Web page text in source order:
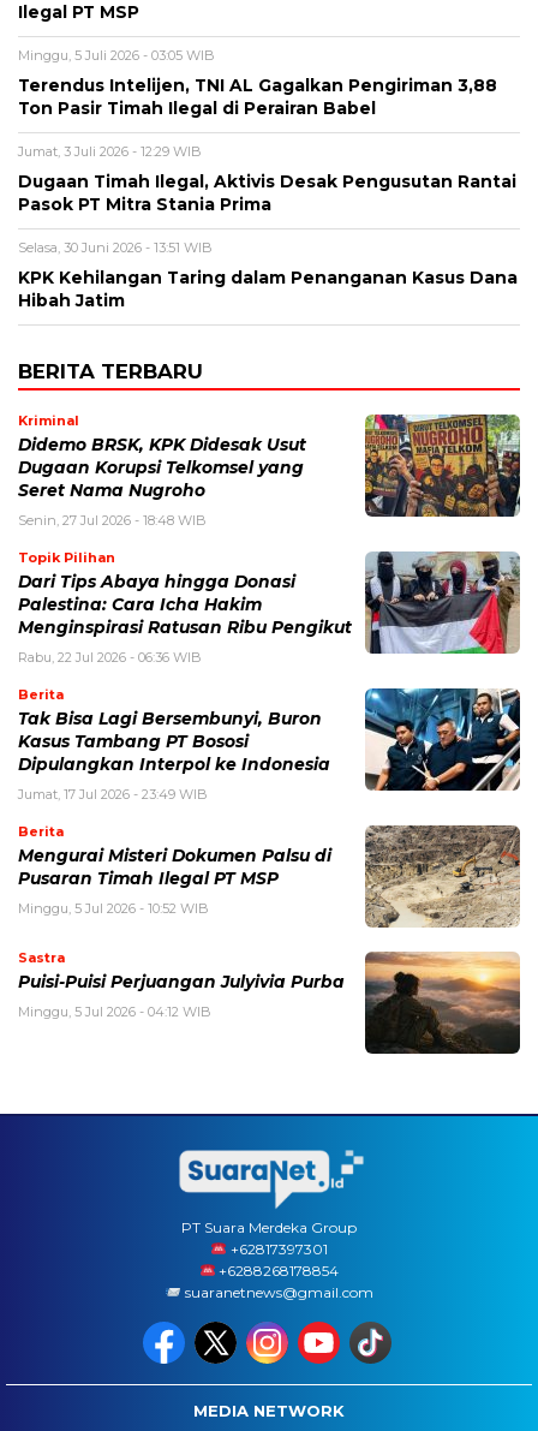
Ilegal PT MSP
Minggu, 5 Juli 2026 - 03:05 WIB
Terendus Intelijen, TNI AL Gagalkan Pengiriman 3,88
Ton Pasir Timah Ilegal di Perairan Babel
Jumat, 3 Juli 2026 - 12:29 WIB
Dugaan Timah Ilegal, Aktivis Desak Pengusutan Rantai
Pasok PT Mitra Stania Prima
Selasa, 30 Juni 2026 - 13:51 WIB
KPK Kehilangan Taring dalam Penanganan Kasus Dana
Hibah Jatim
BERITA TERBARU
Kriminal
Didemo BRSK, KPK Didesak Usut
Dugaan Korupsi Telkomsel yang
Seret Nama Nugroho
Senin, 27 Jul 2026 - 18:48 WIB
Topik Pilihan
Dari Tips Abaya hingga Donasi
Palestina: Cara Icha Hakim
Menginspirasi Ratusan Ribu Pengikut
Rabu, 22 Jul 2026 - 06:36 WIB
Berita
Tak Bisa Lagi Bersembunyi, Buron
Kasus Tambang PT Bososi
Dipulangkan Interpol ke Indonesia
Jumat, 17 Jul 2026 - 23:49 WIB
Berita
Mengurai Misteri Dokumen Palsu di
Pusaran Timah Ilegal PT MSP
Minggu, 5 Jul 2026 - 10:52 WIB
Sastra
Puisi-Puisi Perjuangan Julyivia Purba
Minggu, 5 Jul 2026 - 04:12 WIB
PT Suara Merdeka Group
‪+62817397301
+6288268178854
suaranetnews@gmail.com
MEDIA NETWORK